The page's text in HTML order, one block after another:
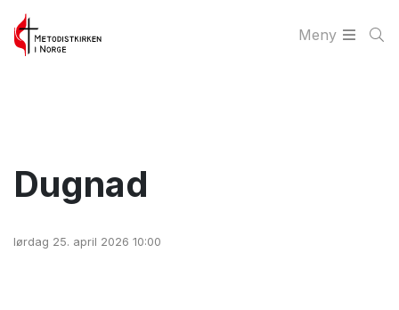
Meny
Dugnad
lørdag 25. april 2026 10:00